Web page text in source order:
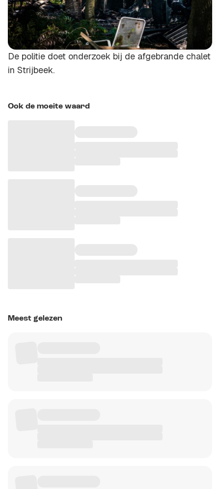
De politie doet onderzoek bij de afgebrande chalet
in Strijbeek.
Ook de moeite waard
Meest gelezen